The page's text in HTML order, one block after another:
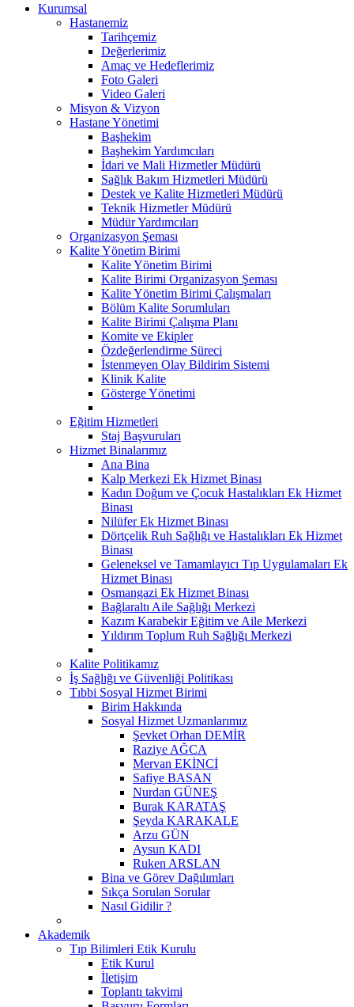
Kurumsal
Hastanemiz
Tarihçemiz
Değerlerimiz
Amaç ve Hedeflerimiz
Foto Galeri
Video Galeri
Misyon & Vizyon
Hastane Yönetimi
Başhekim
Başhekim Yardımcıları
İdari ve Mali Hizmetler Müdürü
Sağlık Bakım Hizmetleri Müdürü
Destek ve Kalite Hizmetleri Müdürü
Teknik Hizmetler Müdürü
Müdür Yardımcıları
Organizasyon Şeması
Kalite Yönetim Birimi
Kalite Yönetim Birimi
Kalite Birimi Organizasyon Şeması
Kalite Yönetim Birimi Çalışmaları
Bölüm Kalite Sorumluları
Kalite Birimi Çalışma Planı
Komite ve Ekipler
Özdeğerlendirme Süreci
İstenmeyen Olay Bildirim Sistemi
Klinik Kalite
Gösterge Yönetimi
Eğitim Hizmetleri
Staj Başvuruları
Hizmet Binalarımız
Ana Bina
Kalp Merkezi Ek Hizmet Binası
Kadın Doğum ve Çocuk Hastalıkları Ek Hizmet
Binası
Nilüfer Ek Hizmet Binası
Dörtçelik Ruh Sağlığı ve Hastalıkları Ek Hizmet
Binası
Geleneksel ve Tamamlayıcı Tıp Uygulamaları Ek
Hizmet Binası
Osmangazi Ek Hizmet Binası
Bağlaraltı Aile Sağlığı Merkezi
Kazım Karabekir Eğitim ve Aile Merkezi
Yıldırım Toplum Ruh Sağlığı Merkezi
Kalite Politikamız
İş Sağlığı ve Güvenliği Politikası
Tıbbi Sosyal Hizmet Birimi
Birim Hakkında
Sosyal Hizmet Uzmanlarımız
Şevket Orhan DEMİR
Raziye AĞCA
Mervan EKİNCİ
Safiye BASAN
Nurdan GÜNEŞ
Burak KARATAŞ
Şeyda KARAKALE
Arzu GÜN
Aysun KADI
Ruken ARSLAN
Bina ve Görev Dağılımları
Sıkça Sorulan Sorular
Nasıl Gidilir ?
Akademik
Tıp Bilimleri Etik Kurulu
Etik Kurul
İletişim
Toplantı takvimi